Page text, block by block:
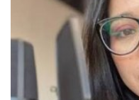
Tribunales
Deporte